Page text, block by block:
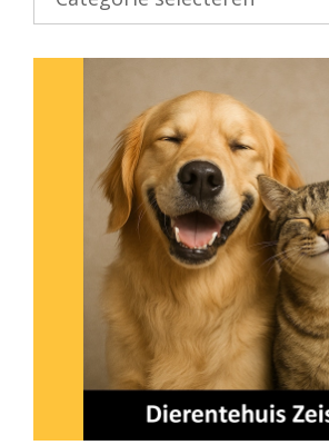
onderwerp